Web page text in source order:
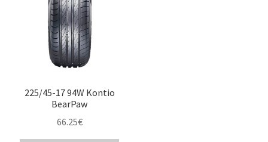
225/45-17 94W Kontio
BearPaw
66.25€